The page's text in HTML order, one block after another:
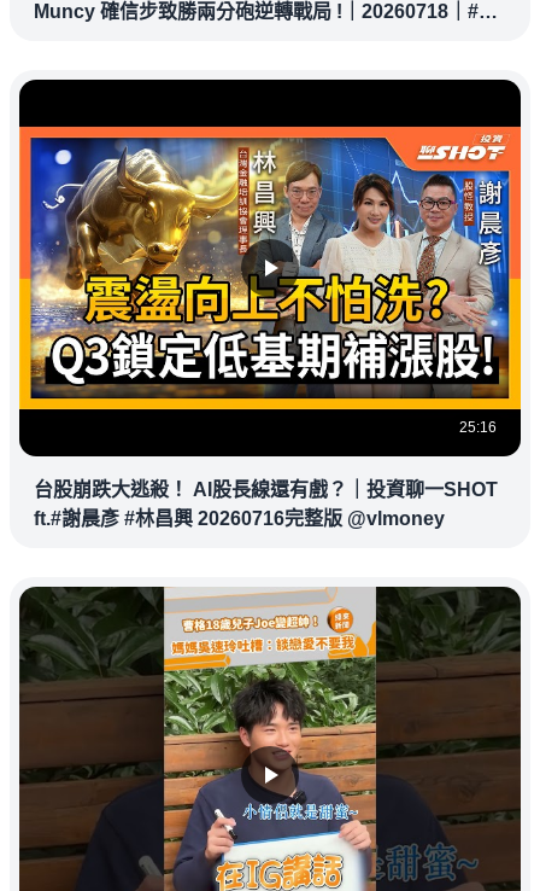
Muncy 確信步致勝兩分砲逆轉戰局 !｜20260718｜#洛
25:16
台股崩跌大逃殺！ AI股長線還有戲？｜投資聊一SHOT
ft.#謝晨彥 #林昌興 20260716完整版 @vlmoney